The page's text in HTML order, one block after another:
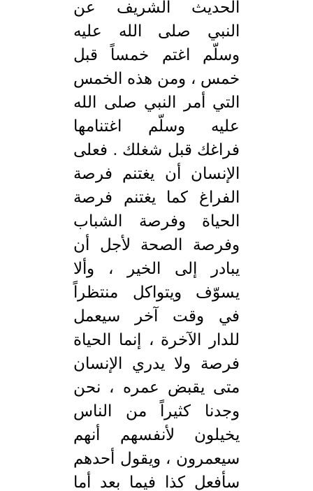
الحديث الشريف عن
النبي صلى الله عليه
وسلّم اغتم خمساً قبل
خمس ، ومن هذه الخمس
التي أمر النبي صلى الله
عليه وسلّم اغتنامها
فراغك قبل شغلك . فعلى
الإنسان أن يغتنم فرصة
الفراغ كما يغتنم فرصة
الحياة وفرصة الشباب
وفرصة الصحة لأجل أن
يبادر إلى الخير ، وألا
يسوّف ويتواكل منتظراً
في وقت آخر سيعمل
للدار الآخرة ، إنما الحياة
فرصة ولا يدري الإنسان
متى يقبض عمره ، نحن
وجدنا كثيراً من الناس
يخيلون لأنفسهم أنهم
سيعمرون ، ويقول أحدهم
سأفعل كذا فيما بعد أما